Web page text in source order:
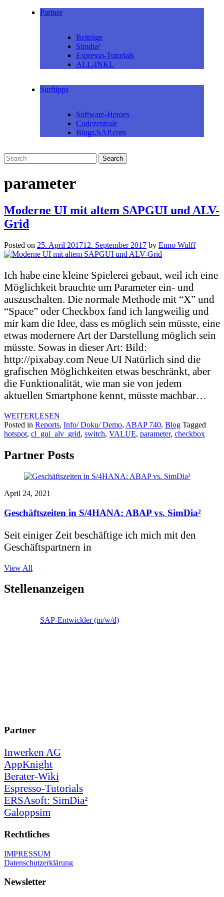
Partner
Beiträge
Simdia²
Espresso-Tutorials
ALL-INKL
Surftipps
Software-Heroes
Codezentrale
Blogs.SAP.com
parameter
Moderne UI mit altem SAPGUI und ALV-
Grid
Posted on 25. April 201712. September 2017 by Enno Wulff
Ich habe eine kleine Spielerei gebaut, weil ich eine
Möglichkeit brauchte um Parameter ein- und
auszuschalten. Die normale Methode mit “X” und
“Space” oder Checkbox fand ich langweilig und
mir kam die Idee, dass es möglich sein müsste, eine
etwas modernere Art der Darstellung möglich sein
müsste. Sowas in dieser Art: Bild:
http://pixabay.com Neue UI Natürlich sind die
grafischen Möglichkeiten etwas beschränkt, aber
die Funktionalität, wie man sie von jedem
aktuellen Smartphone kennt, müsste machbar…
WEITERLESEN
Posted in Reports, Info/ Doku/ Demo, ABAP 740, Blog Tagged
hotspot, cl_gui_alv_grid, switch, VALUE, parameter, checkbox
Partner Posts
April 24, 2021
Geschäftszeiten in S/4HANA: ABAP vs. SimDia²
Seit einiger Zeit beschäftige ich mich mit den
Geschäftspartnern in
View All
Stellenanzeigen
SAP-Entwickler (m/w/d)
Partner
Inwerken AG
AppKnight
Berater-Wiki
Espresso-Tutorials
ERSAsoft: SimDia²
Galoppsim
Rechtliches
IMPRESSUM
Datenschutzerklärung
Newsletter